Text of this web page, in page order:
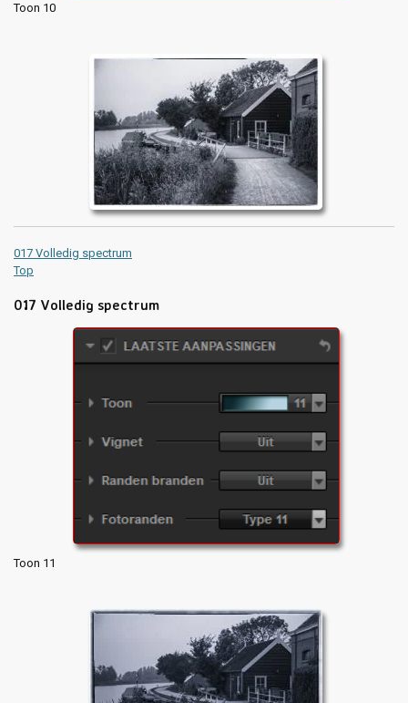
Toon 10
017 Volledig spectrum
Top
017 Volledig spectrum
Toon 11